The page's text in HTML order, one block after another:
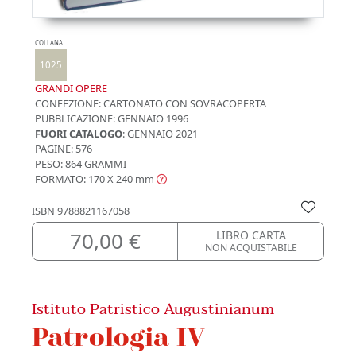
COLLANA
1025
GRANDI OPERE
CONFEZIONE:CARTONATO CON SOVRACOPERTA
PUBBLICAZIONE:GENNAIO 1996
FUORI CATALOGO: GENNAIO 2021
PAGINE: 576
PESO: 864 GRAMMI
FORMATO: 170 X 240 mm
ISBN 9788821167058
70,00 € LIBRO CARTA
NON ACQUISTABILE
Istituto Patristico Augustinianum
Patrologia IV